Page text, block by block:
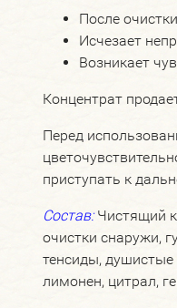
После
Исчезает
Возникает
Концентрат
Перед
приступать к
Состав: Чистящий
очистки снаружи,
тенсиды, душистые
лимонен, цитрал,